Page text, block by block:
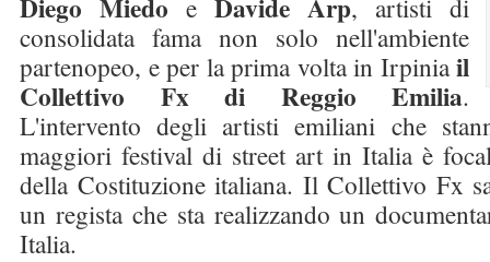
Diego Miedo e Davide Arp, artisti di
consolidata fama non solo nell'ambiente
partenopeo, e per la prima volta in Irpiniail
Collettivo Fx di Reggio Emilia.
L'intervento degli artisti emiliani che
maggiori festival di street art in Italia è
della Costituzione italiana. Il Collettivo Fx
un regista che sta realizzando un
Italia.